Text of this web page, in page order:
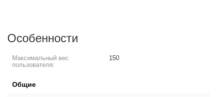
Особенности
Максимальный вес
пользователя:
150
Общие